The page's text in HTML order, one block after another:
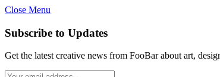
Close Menu
Subscribe to Updates
Get the latest creative news from FooBar about art,